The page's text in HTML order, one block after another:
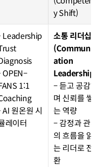
y Shift)
Leadership
OPEN–
1:1
AI 원온원 시
레이터
소통 리더십
(Communic
ation
Leadership)
– 듣고 공감
며 신뢰를 쌓
는 역량
– 감정과 관
의 흐름을 읽
는 리더로 전
환